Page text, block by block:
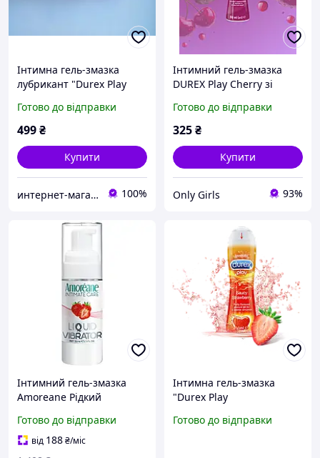
Інтимна гель-змазка
лубрикант "Durex Play
мл)
Готово до відправки
499₴
Купити
интернет-магазин"BIGTOPSHOP" 100%
Інтимний гель-змазка
DUREX Play Cherry зі
вишні (лубрикант) | 50 мл
Готово до відправки
325₴
Купити
Only Girls 93%
Інтимний гель-змазка
Amoreane Рідкий
ароматом полуниці 30 мл
(8433345601007)
Готово до відправки
від 188₴/міс
Інтимна гель-змазка
"Durex Play
Strawberry тривалої дії
Готово до відправки